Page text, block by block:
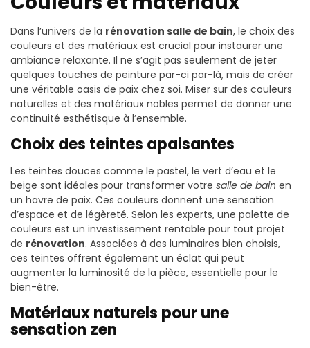
Dans l’univers de la rénovation salle de bain, le choix des
couleurs et des matériaux est crucial pour instaurer une
ambiance relaxante. Il ne s’agit pas seulement de jeter
quelques touches de peinture par-ci par-là, mais de créer
une véritable oasis de paix chez soi. Miser sur des couleurs
naturelles et des matériaux nobles permet de donner une
continuité esthétisque à l’ensemble.
Choix des teintes apaisantes
Les teintes douces comme le pastel, le vert d’eau et le
beige sont idéales pour transformer votre salle de bain en
un havre de paix. Ces couleurs donnent une sensation
d’espace et de légèreté. Selon les experts, une palette de
couleurs est un investissement rentable pour tout projet
de rénovation. Associées à des luminaires bien choisis,
ces teintes offrent également un éclat qui peut
augmenter la luminosité de la pièce, essentielle pour le
bien-être.
Matériaux naturels pour une
sensation zen